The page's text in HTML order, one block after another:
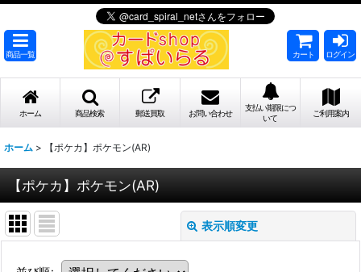
商品一覧 カート ログイン
ホーム 商品検索 郵送買取 お問い合わせ
支払い期限につ
いて
ご利用案内
ホーム > 【ポケカ】ポケモン(AR)
【ポケカ】ポケモン(AR)
表示順変更